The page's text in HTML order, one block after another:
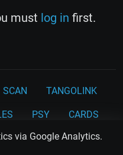
via Google Analytics.
must log in first.
SCAN TANGOLINK
PSY CARDS